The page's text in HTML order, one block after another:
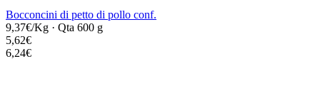
Bocconcini di petto di pollo conf.
9,37€/Kg · Qta 600 g
5,62€
6,24€